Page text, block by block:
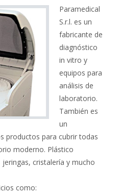
Paramedical
S.r.l. es un
fabricante de
diagnóstico
in vitro y
equipos para
análisis de
laboratorio.
También es
un
productos para cubrir todas
moderno. Plástico
jeringas, cristalería y mucho
como: